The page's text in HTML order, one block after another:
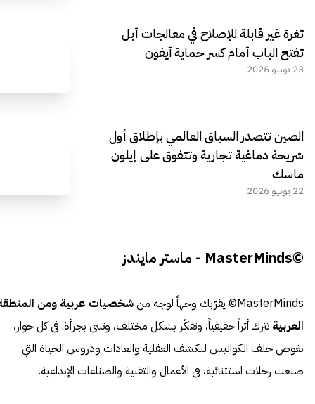
ثغرة غير قابلة للإصلاح في معالجات أبل
تفتح الباب أمام كسر حماية آيفون
23 يونيو 2026
الصين تتصدر السباق العالمي بإطلاق أول
شريحة دماغية تجارية وتتفوق على إيلون
ماسك
22 يونيو 2026
©MasterMinds - ماستر مايندز
MasterMinds© يقرّبك وجهاً لوجه من
شخصيات عربية ومن
العربية تترك أثراً حقيقياً، وتفكّر بشكل مختلف، وتبني بجرأة. في كل حوار،
نغوص خلف الكواليس لنكشف العقلية والعادات ودروس الحياة التي
صنعت رحلات استثنائية، في الأعمال والتقنية والصناعات الإبداعية.